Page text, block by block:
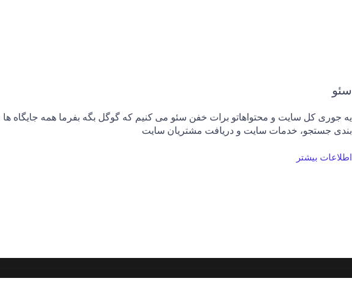
سئو
یه جوری کل سایت و محتواهاتو برات خفن سئو می کنیم که گوگل بگه بفرما همه جایگاه ها
بندی جستجو، خدمات سایت و دریافت مشتریان سایت
اطلاعات بیشتر